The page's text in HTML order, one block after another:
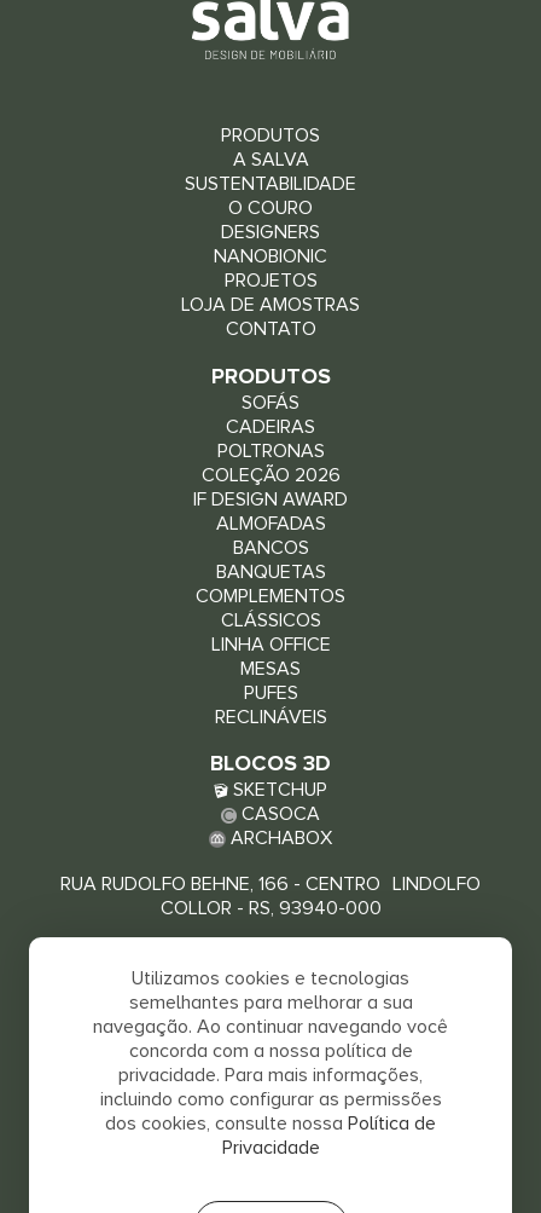
PRODUTOS
A SALVA
SUSTENTABILIDADE
O COURO
DESIGNERS
NANOBIONIC
PROJETOS
LOJA DE AMOSTRAS
CONTATO
PRODUTOS
SOFÁS
CADEIRAS
POLTRONAS
COLEÇÃO 2026
IF DESIGN AWARD
ALMOFADAS
BANCOS
BANQUETAS
COMPLEMENTOS
CLÁSSICOS
LINHA OFFICE
MESAS
PUFES
RECLINÁVEIS
BLOCOS 3D
SKETCHUP
CASOCA
ARCHABOX
RUA RUDOLFO BEHNE, 166 - CENTRO LINDOLFO
COLLOR - RS, 93940-000
Utilizamos cookies e tecnologias
semelhantes para melhorar a sua
navegação. Ao continuar navegando você
concorda com a nossa política de
privacidade. Para mais informações,
incluindo como configurar as permissões
dos cookies, consulte nossa Política de
Privacidade